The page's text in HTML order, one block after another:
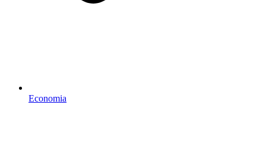
Economia